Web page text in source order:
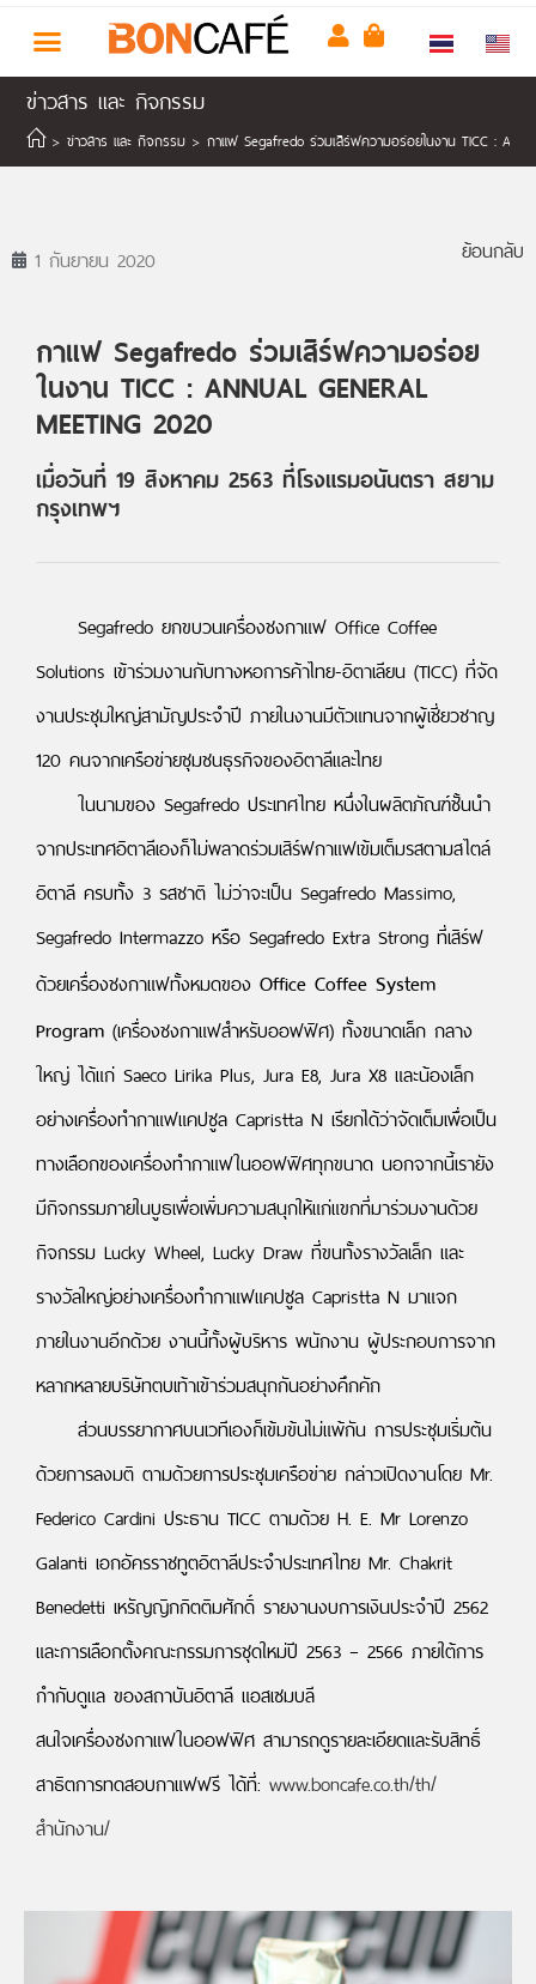
ข่าวสาร และ กิจกรรม
> ข่าวสาร และ กิจกรรม > กาแฟ Segafredo ร่วมเสิร์ฟความอร่อยในงาน TICC :
1 กันยายน 2020 ย้อนกลับ
กาแฟ Segafredo ร่วมเสิร์ฟความอร่อย
ในงาน TICC : ANNUAL GENERAL
MEETING 2020
เมื่อวันที่ 19 สิงหาคม 2563 ที่โรงแรมอนันตรา สยาม
กรุงเทพฯ
Segafredo ยกขบวนเครื่องชงกาแฟ Office Coffee
Solutions เข้าร่วมงานกับทางหอการค้าไทย-อิตาเลียน (TICC) ที่จัด
งานประชุมใหญ่สามัญประจำปี ภายในงานมีตัวแทนจากผู้เชี่ยวชาญ
120 คนจากเครือข่ายชุมชนธุรกิจของอิตาลีและไทย
ในนามของ Segafredo ประเทศไทย หนึ่งในผลิตภัณฑ์ชั้นนำ
จากประเทศอิตาลีเองก็ไม่พลาดร่วมเสิร์ฟกาแฟเข้มเต็มรสตามสไตล์
อิตาลี ครบทั้ง 3 รสชาติ ไม่ว่าจะเป็น Segafredo Massimo,
Segafredo Intermazzo หรือ Segafredo Extra Strong ที่เสิร์ฟ
ด้วยเครื่องชงกาแฟทั้งหมดของ Office Coffee System
Program (เครื่องชงกาแฟสำหรับออฟฟิศ) ทั้งขนาดเล็ก กลาง
ใหญ่ ได้แก่ Saeco Lirika Plus, Jura E8, Jura X8 และน้องเล็ก
อย่างเครื่องทำกาแฟแคปซูล Capristta N เรียกได้ว่าจัดเต็มเพื่อเป็น
ทางเลือกของเครื่องทำกาแฟในออฟฟิศทุกขนาด นอกจากนี้เรายัง
มีกิจกรรมภายในบูธเพื่อเพิ่มความสนุกให้แก่แขกที่มาร่วมงานด้วย
กิจกรรม Lucky Wheel, Lucky Draw ที่ขนทั้งรางวัลเล็ก และ
รางวัลใหญ่อย่างเครื่องทำกาแฟแคปซูล Capristta N มาแจก
ภายในงานอีกด้วย งานนี้ทั้งผู้บริหาร พนักงาน ผู้ประกอบการจาก
หลากหลายบริษัทตบเท้าเข้าร่วมสนุกกันอย่างคึกคัก
ส่วนบรรยากาศบนเวทีเองก็เข้มข้นไม่แพ้กัน การประชุมเริ่มต้น
ด้วยการลงมติ ตามด้วยการประชุมเครือข่าย กล่าวเปิดงานโดย Mr.
Federico Cardini ประธาน TICC ตามด้วย H. E. Mr Lorenzo
Galanti เอกอัครราชทูตอิตาลีประจำประเทศไทย Mr. Chakrit
Benedetti เหรัญญิกกิตติมศักดิ์ รายงานงบการเงินประจำปี 2562
และการเลือกตั้งคณะกรรมการชุดใหม่ปี 2563 – 2566 ภายใต้การ
กำกับดูแล ของสถาบันอิตาลี แอสเซมบลี
สนใจเครื่องชงกาแฟในออฟฟิศ สามารถดูรายละเอียดและรับสิทธิ์
สาธิตการทดสอบกาแฟฟรี ได้ที่: www.boncafe.co.th/th/
สำนักงาน/